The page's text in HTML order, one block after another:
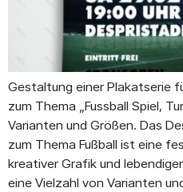
Gestaltung einer Plakatserie
zum Thema „Fussball Spiel,
Varianten und Größen. Das
zum Thema Fußball ist eine
kreativer Grafik und
eine Vielzahl von Varianten